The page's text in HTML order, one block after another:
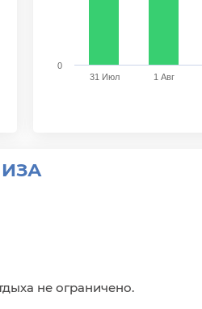
31 Июл 1 Авг
0
ИЗА
не ограничено.